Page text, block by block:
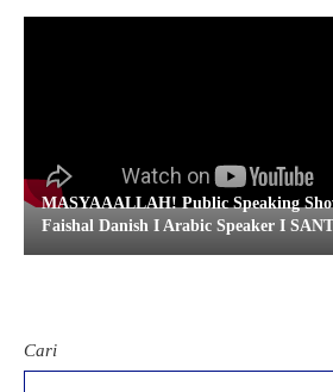
MASYAAALLAH! Public Speaking
Faishal Danish I Arabic Speaker I
Cari